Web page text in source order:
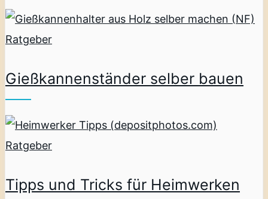
Ratgeber
Gießkannenständer selber bauen
Ratgeber
Tipps und Tricks für Heimwerken